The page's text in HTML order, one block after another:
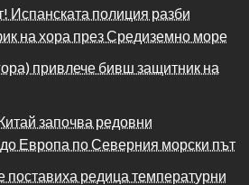
Испанската полиция разби
на хора през Средиземно море
привлече бивш защитник на
започва редовни
Европа по Северния морски път
редица температурни